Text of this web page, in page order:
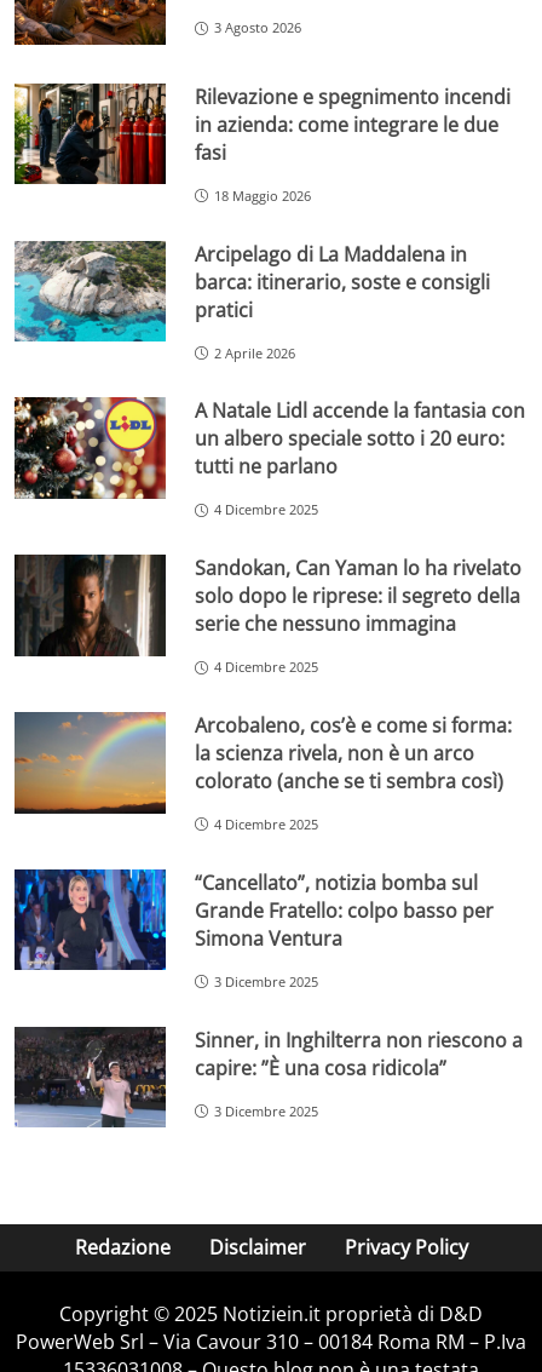
3 Agosto 2026
Rilevazione e spegnimento incendi
in azienda: come integrare le due
fasi
18 Maggio 2026
Arcipelago di La Maddalena in
barca: itinerario, soste e consigli
pratici
2 Aprile 2026
A Natale Lidl accende la fantasia con
un albero speciale sotto i 20 euro:
tutti ne parlano
4 Dicembre 2025
Sandokan, Can Yaman lo ha rivelato
solo dopo le riprese: il segreto della
serie che nessuno immagina
4 Dicembre 2025
Arcobaleno, cos’è e come si forma:
la scienza rivela, non è un arco
colorato (anche se ti sembra così)
4 Dicembre 2025
“Cancellato”, notizia bomba sul
Grande Fratello: colpo basso per
Simona Ventura
3 Dicembre 2025
Sinner, in Inghilterra non riescono a
capire: ”È una cosa ridicola”
3 Dicembre 2025
Redazione Disclaimer Privacy Policy
Copyright © 2025 Notiziein.it proprietà di D&D
PowerWeb Srl – Via Cavour 310 – 00184 Roma RM – P.Iva